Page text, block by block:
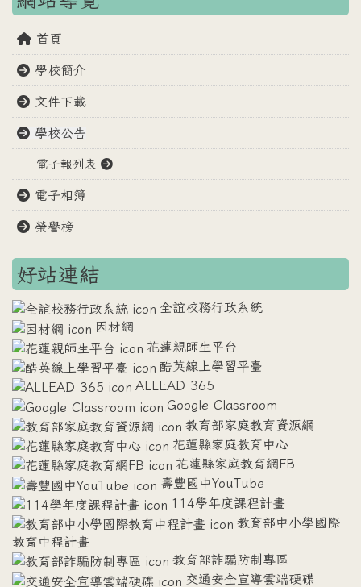
首頁
學校簡介
文件下載
學校公告
電子報列表
電子相簿
榮譽榜
好站連結
全誼校務行政系統
因材網
花蓮親師生平台
酷英線上學習平臺
ALLEAD 365
Google Classroom
教育部家庭教育資源網
花蓮縣家庭教育中心
花蓮縣家庭教育網FB
壽豐國中YouTube
114學年度課程計畫
教育部中小學國際
教育中程計畫
教育部詐騙防制專區
交通安全宣導雲端硬碟